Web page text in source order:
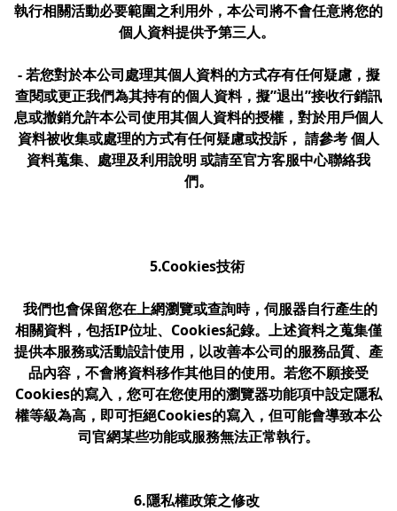
執行相關活動必要範圍之利用外，本公司將不會任意將您的
個人資料提供予第三人。
- 若您對於本公司處理其個人資料的方式存有任何疑慮，擬
查閱或更正我們為其持有的個人資料，擬”退出”接收行銷訊
息或撤銷允許本公司使用其個人資料的授權，對於用戶個人
資料被收集或處理的方式有任何疑慮或投訴， 請參考 個人
資料蒐集、處理及利用說明 或請至官方客服中心聯絡我
們。
5.Cookies技術
我們也會保留您在上網瀏覽或查詢時，伺服器自行產生的
相關資料，包括IP位址、Cookies紀錄。上述資料之蒐集僅
提供本服務或活動設計使用，以改善本公司的服務品質、產
品內容，不會將資料移作其他目的使用。若您不願接受
Cookies的寫入，您可在您使用的瀏覽器功能項中設定隱私
權等級為高，即可拒絕Cookies的寫入，但可能會導致本公
司官網某些功能或服務無法正常執行。
6.隱私權政策之修改